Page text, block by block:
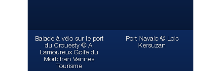
Balade à vélo sur le port
du Crouesty © A.
Lamoureux Golfe du
Morbihan Vannes
Tourisme
Port Navalo © Loic
Kersuzan